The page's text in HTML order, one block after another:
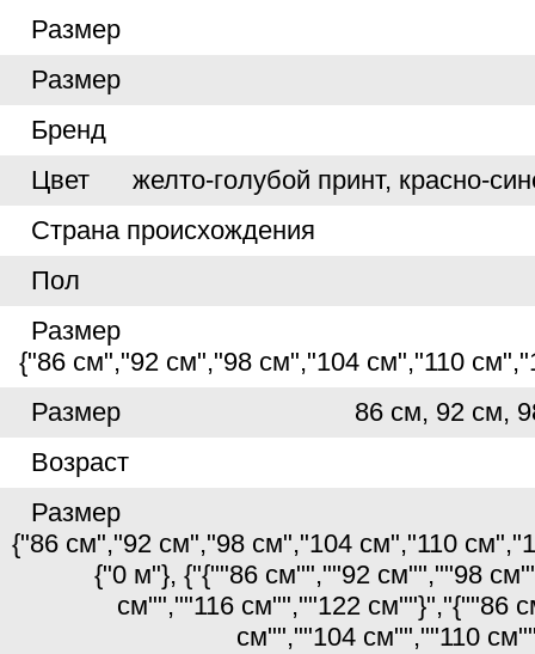
Размер
Размер
Бренд
Цвет
желто-голубой принт, красно-
Страна происхождения
Пол
Размер
{"86 см","92 см","98 см","104 см","110
Размер
86 см, 92 см,
Возраст
Размер
{"86 см","92 см","98 см","104 см","110
{"0 м"}, {"{""86 см"",""92 см"",""98
см"",""116 см"",""122 см""}","{""86
см"",""104 см"",""110